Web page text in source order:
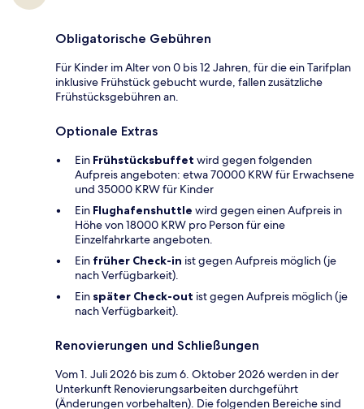
Obligatorische Gebühren
Für Kinder im Alter von 0 bis 12 Jahren, für die ein Tarifplan
inklusive Frühstück gebucht wurde, fallen zusätzliche
Frühstücksgebühren an.
Optionale Extras
Ein Frühstücksbuffet wird gegen folgenden
Aufpreis angeboten: etwa 70000 KRW für Erwachsene
und 35000 KRW für Kinder
Ein Flughafenshuttle wird gegen einen Aufpreis in
Höhe von 18000 KRW pro Person für eine
Einzelfahrkarte angeboten.
Ein früher Check-in ist gegen Aufpreis möglich (je
nach Verfügbarkeit).
Ein später Check-out ist gegen Aufpreis möglich (je
nach Verfügbarkeit).
Renovierungen und Schließungen
Vom 1. Juli 2026 bis zum 6. Oktober 2026 werden in der
Unterkunft Renovierungsarbeiten durchgeführt
(Änderungen vorbehalten). Die folgenden Bereiche sind